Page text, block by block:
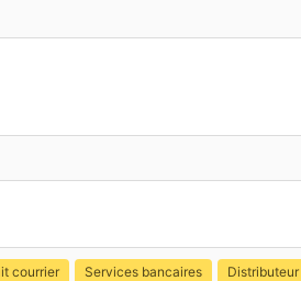
courrier Services bancaires